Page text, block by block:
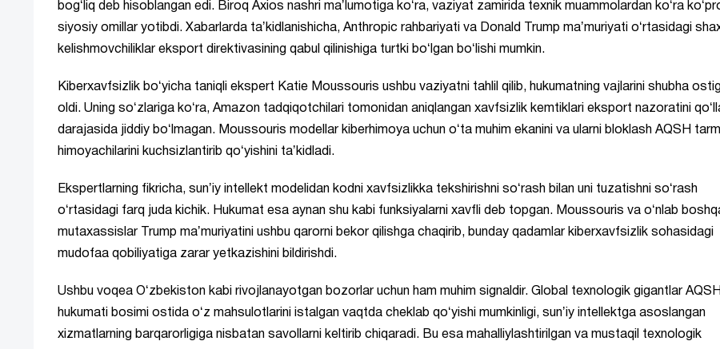
bogʻliq deb hisoblangan edi. Biroq Axios nashri maʼlumotiga koʻra, vaziyat zamirida texnik muammolardan koʻra
siyosiy omillar yotibdi. Xabarlarda taʼkidlanishicha, Anthropic rahbariyati va Donald Trump maʼmuriyati oʻrtasidagi
kelishmovchiliklar eksport direktivasining qabul qilinishiga turtki boʻlgan boʻlishi mumkin.
Kiberxavfsizlik boʻyicha taniqli ekspert Katie Moussouris ushbu vaziyatni tahlil qilib, hukumatning vajlarini shubha
oldi. Uning soʻzlariga koʻra, Amazon tadqiqotchilari tomonidan aniqlangan xavfsizlik kemtiklari eksport nazoratini
darajasida jiddiy boʻlmagan. Moussouris modellar kiberhimoya uchun oʻta muhim ekanini va ularni bloklash AQSH
himoyachilarini kuchsizlantirib qoʻyishini taʼkidladi.
Ekspertlarning fikricha, sunʼiy intellekt modelidan kodni xavfsizlikka tekshirishni soʻrash bilan uni tuzatishni soʻrash
oʻrtasidagi farq juda kichik. Hukumat esa aynan shu kabi funksiyalarni xavfli deb topgan. Moussouris va oʻnlab
mutaxassislar Trump maʼmuriyatini ushbu qarorni bekor qilishga chaqirib, bunday qadamlar kiberxavfsizlik sohasidagi
mudofaa qobiliyatiga zarar yetkazishini bildirishdi.
Ushbu voqea Oʻzbekiston kabi rivojlanayotgan bozorlar uchun ham muhim signaldir. Global texnologik gigantlar AQSH
hukumati bosimi ostida oʻz mahsulotlarini istalgan vaqtda cheklab qoʻyishi mumkinligi, sunʼiy intellektga asoslangan
xizmatlarning barqarorligiga nisbatan savollarni keltirib chiqaradi. Bu esa mahalliylashtirilgan va mustaqil texnologik